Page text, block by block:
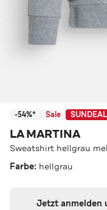
-54%* Sale SUNDEAL
LA MARTINA
Sweatshirt hellgrau
Farbe: hellgrau
Jetzt anmelden